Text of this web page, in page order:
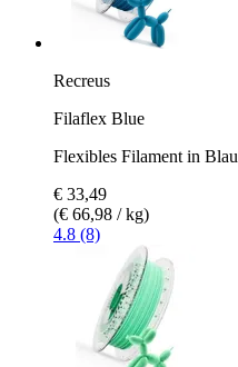
Recreus
Filaflex Blue
Flexibles Filament in Blau
€ 33,49
(€ 66,98 / kg)
4.8 (8)